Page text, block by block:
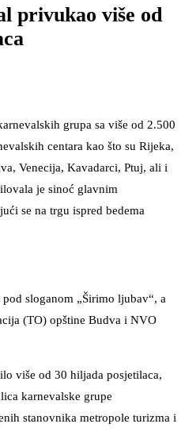
privukao više od
grupa sa više od 2.500
centara kao što su Rijeka,
Venecija, Kavadarci, Ptuj, ali i
je sinoć glavnim
se na trgu ispred bedema
sloganom „Širimo ljubav“, a
(TO) opštine Budva i NVO
više od 30 hiljada posjetilaca,
karnevalske grupe
stanovnika metropole turizma i